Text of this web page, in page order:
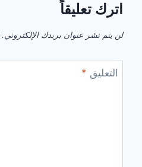
اترك تعليقاً
لن يتم نشر عنوان بريدك الإلكتروني.
التعليق *